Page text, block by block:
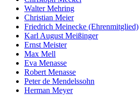
Walter Mehring
Christian Meier
Friedrich Meinecke (Ehrenmitglied)
Karl August Meißinger
Ernst Meister
Max Mell
Eva Menasse
Robert Menasse
Peter de Mendelssohn
Herman Meyer